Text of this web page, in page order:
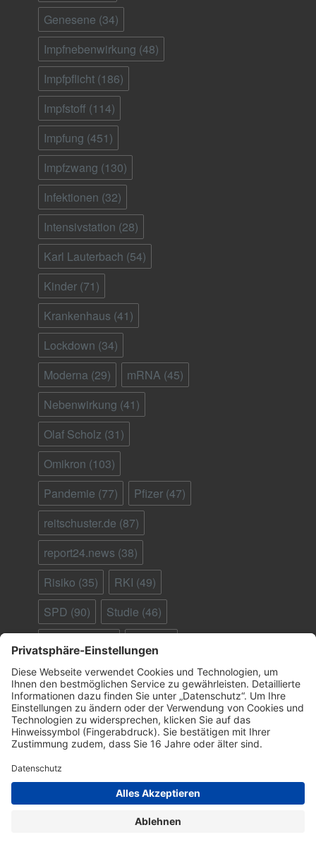
Genesene (34)
Impfnebenwirkung (48)
Impfpflicht (186)
Impfstoff (114)
Impfung (451)
Impfzwang (130)
Infektionen (32)
Intensivstation (28)
Karl Lauterbach (54)
Kinder (71)
Krankenhaus (41)
Lockdown (34)
Moderna (29) mRNA (45)
Nebenwirkung (41)
Olaf Scholz (31)
Omikron (103)
Pandemie (77) Pfizer (47)
reitschuster.de (87)
report24.news (38)
Risiko (35) RKI (49)
SPD (90) Studie (46)
Ungeimpfte(95)
Virus(29) welt.de(33)
WHO(41) Österreich (25)